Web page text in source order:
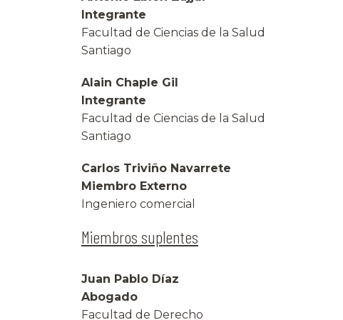
Integrante
Facultad de Ciencias de la Salud
Santiago
Alain Chaple Gil
Integrante
Facultad de Ciencias de la Salud
Santiago
Carlos Triviño Navarrete
Miembro Externo
Ingeniero comercial
Miembros suplentes
Juan Pablo Díaz
Abogado
Facultad de Derecho